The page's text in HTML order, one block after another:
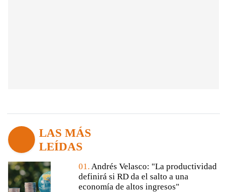
LAS MÁS
LEÍDAS
01. Andrés Velasco: "La productividad
definirá si RD da el salto a una
economía de altos ingresos"